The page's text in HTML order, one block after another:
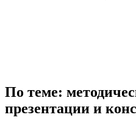
По теме:
презентации и